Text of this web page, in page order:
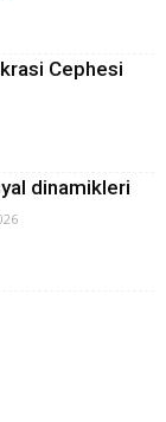
Cephesi
dinamikleri